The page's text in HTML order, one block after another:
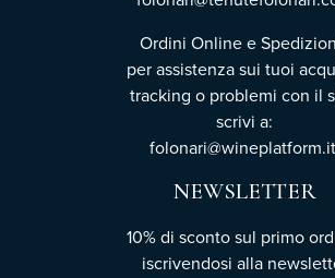
Ordini Online e
per assistenza sui tuoi
tracking o problemi con il
scrivi a:
folonari@wineplatform.it
NEWSLETTER
10% di sconto sul primo
iscrivendosi alla